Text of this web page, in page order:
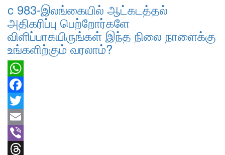
c 983-இலங்கையில் ஆட்கடத்தல்
அதிகரிப்பு பெற்றோர்களே
விளிப்பாகயிருங்கள் இந்த நிலை நாளைக்கு
உங்களிற்கும் வரலாம்?
WhatsApp
Facebook
Twitter
Email
Viber